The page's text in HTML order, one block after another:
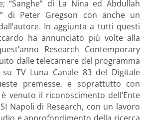
“Sanghe” di La Nina ed Abdullah
di Peter Gregson con anche un
In aggiunta a tutti questi
ha annunciato più volte alla
Research Contemporary
dalle telecamere del programma
TV Luna Canale 83 del Digitale
premesse, e soprattutto con
venuto il riconoscimento dell’Ente
Napoli di Research, con un lavoro
e approfondimento della ricerca